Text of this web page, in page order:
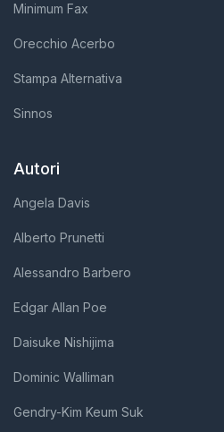
Minimum Fax
Orecchio Acerbo
Stampa Alternativa
Sinnos
Autori
Angela Davis
Alberto Prunetti
Alessandro Barbero
Edgar Allan Poe
Daisuke Nishijima
Dominic Walliman
Gendry-Kim Keum Suk